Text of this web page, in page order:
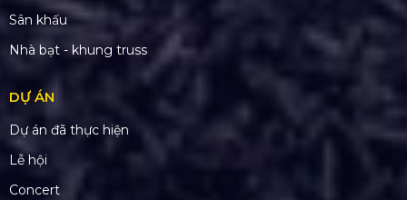
Sân khấu
Nhà bạt - khung truss
DỰ ÁN
Dự án đã thực hiện
Lễ hội
Concert